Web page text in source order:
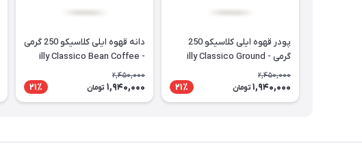
پودر قهوه ایلی کلاسیکو 250
گرمی - illy Classico Ground
Coffee
2,450,000
1,940,000 تومان 21٪
دانه قهوه ایلی کلاسیکو 250 گرمی
- illy Classico Bean Coffee
2,450,000
1,940,000 تومان 21٪